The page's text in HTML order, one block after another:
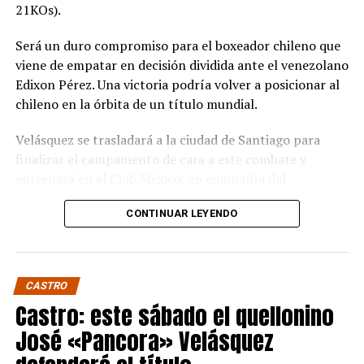
21KOs).
Será un duro compromiso para el boxeador chileno que
viene de empatar en decisión dividida ante el venezolano
Edixon Pérez. Una victoria podría volver a posicionar al
chileno en la órbita de un título mundial.
Velásquez se trasladará a la ciudad de Santiago para
finalizar el campamento de cara a este combate y
excampeón chileno y sudamericano Miguel “Aguja”
González que estará en la esquina del púgil de Quellón.
Wake es un experimentado boxeador de 36 años que
tiene dentro de sus rivales más notables al japonés
Takuma Inoue. Si bien nunca ha disputado un título
mundial, sí ha sido campeón de su país y ha peleado por
distintos títulos internacionales.
CONTINUAR LEYENDO
CASTRO
Castro: este sábado el quellonino
José «Pancora» Velásquez